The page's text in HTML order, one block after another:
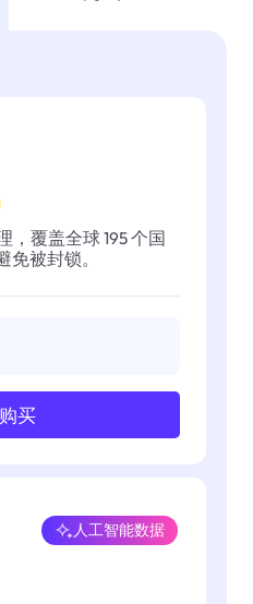
，覆盖全球 195 个国
被封锁。
购买
人工智能数据